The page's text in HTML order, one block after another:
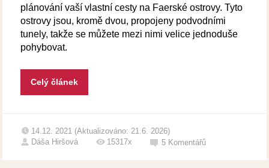
plánování vaší vlastní cesty na Faerské ostrovy. Tyto
ostrovy jsou, kromě dvou, propojeny podvodními
tunely, takže se můžete mezi nimi velice jednoduše
pohybovat.
Celý článek
14.12. 2021 (Aktualizováno: 21.6. 2026)
Dáša Hiršová
15317x 5 Komentářů